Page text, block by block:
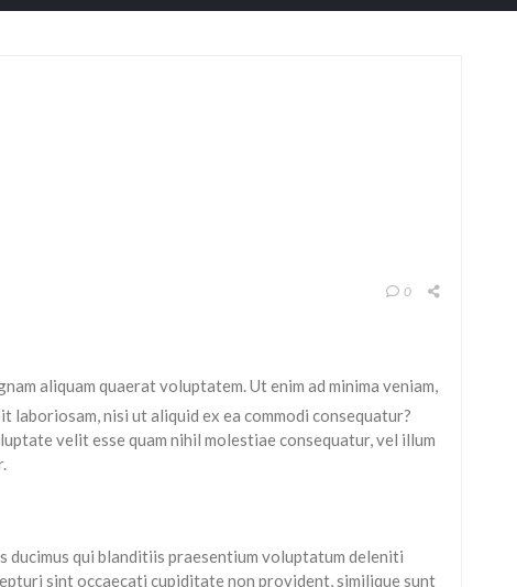
0
aliquam quaerat voluptatem. Ut enim ad minima veniam,
nisi ut aliquid ex ea commodi consequatur?
velit esse quam nihil molestiae consequatur, vel illum
ducimus qui blanditiis praesentium voluptatum deleniti
sint occaecati cupiditate non provident, similique sunt